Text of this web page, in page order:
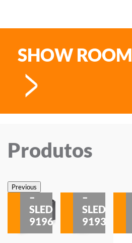
SHOW ROOM
Produtos
PreviousSobrepor
–
SLED
9196
–
SLED
9193